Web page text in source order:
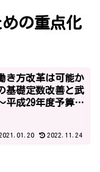
の重点化
き方改革は可能か
基礎定数改善と武
平成29年度予算2
2022.11.24